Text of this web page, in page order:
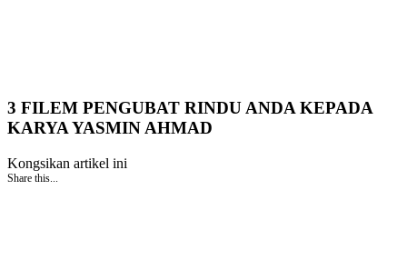
3 FILEM PENGUBAT RINDU ANDA KEPADA
KARYA YASMIN AHMAD
Kongsikan artikel ini
Share this...